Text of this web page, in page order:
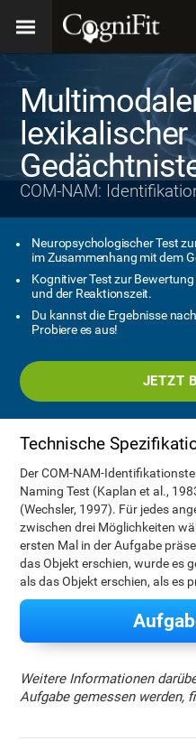
lexikalischer
COM-NAM:
Neuropsychologischer Test
im Zusammenhang mit dem
Kognitiver Test zur
und der Reaktionszeit.
Du kannst die Ergebnisse
Probiere es aus!
JETZT
Technische
Der COM-NAM-
Naming Test (Kaplan et al.,
(Wechsler, 1997). Für jedes
zwischen drei Möglichkeiten
ersten Mal in der Aufgabe
das Objekt erschien, wurde es
als das Objekt erschien, als es
Weitere Informationen
Aufgabe gemessen werden,